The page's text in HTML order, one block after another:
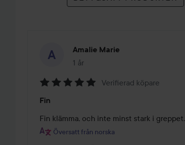
Amalie Marie
1 år
Inlägget skapades 1 år
5
av
5
Verifierad köpare
Fin
Fin klämma, och inte minst stark i
Översatt från norska